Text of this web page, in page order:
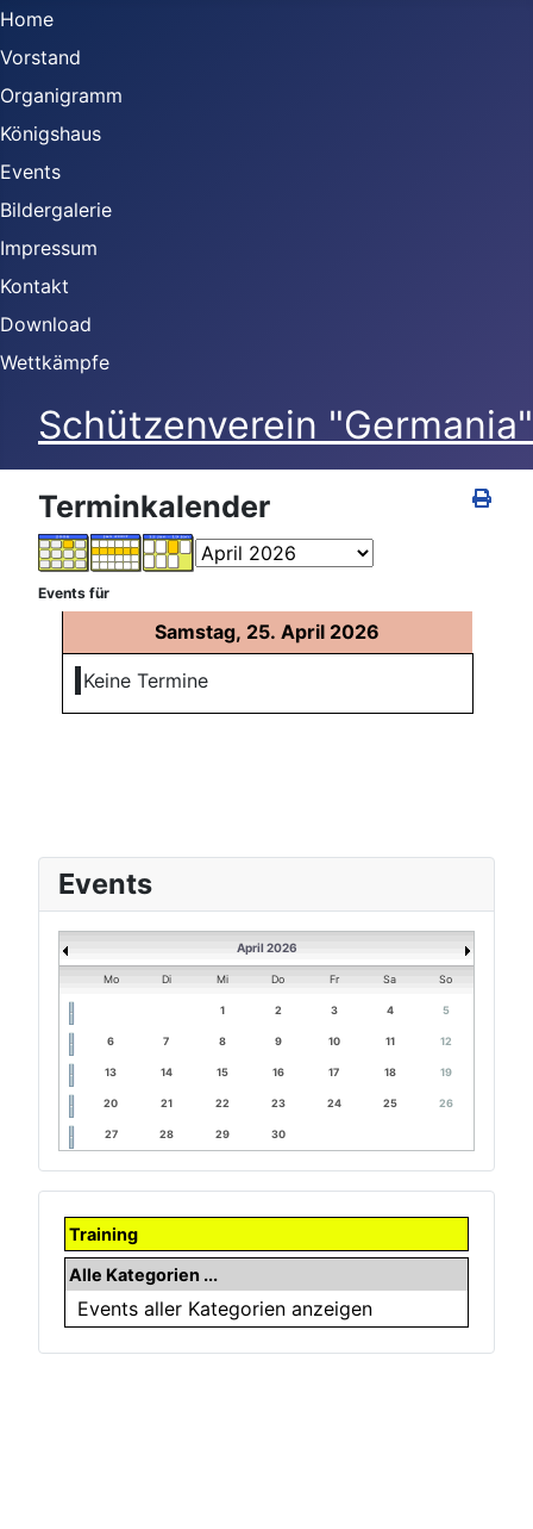
Home
Vorstand
Organigramm
Königshaus
Events
Bildergalerie
Impressum
Kontakt
Download
Wettkämpfe
Schützenverein
Events
April 2026
Mo Di Mi Do Fr Sa So
1 2 3 4 5
6 7 8 9 10 11 12
13 14 15 16 17 18 19
20 21 22 23 24 25 26
27 28 29 30
Training
Alle Kategorien ...
Events aller Kategorien anzeigen
Terminkalender
Events für
Samstag, 25. April 2026
Keine Termine